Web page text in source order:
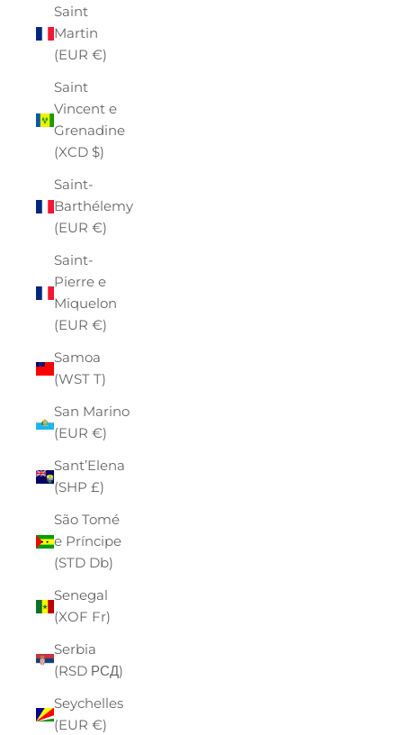
Saint
Martin
(EUR €)
Saint
Vincent e
Grenadine
(XCD $)
Saint-
Barthélemy
(EUR €)
Saint-
Pierre e
Miquelon
(EUR €)
Samoa
(WST T)
San Marino
(EUR €)
Sant’Elena
(SHP £)
São Tomé
e Príncipe
(STD Db)
Senegal
(XOF Fr)
Serbia
(RSD РСД)
Seychelles
(EUR €)